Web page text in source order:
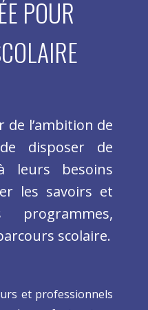
POUR
de l’ambition de
disposer de
leurs besoins
les savoirs et
scolaire.
et professionnels